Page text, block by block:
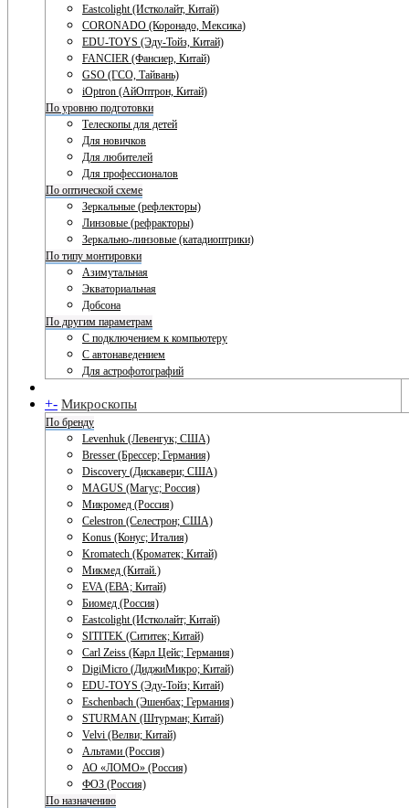
Eastcolight (Истколайт, Китай)
CORONADO (Коронадо, Мексика)
EDU-TOYS (Эду-Тойз, Китай)
FANCIER (Фансиер, Китай)
GSO (ГСО, Тайвань)
iOptron (АйОптрон, Китай)
По уровню подготовки
Телескопы для детей
Для новичков
Для любителей
Для профессионалов
По оптической схеме
Зеркальные (рефлекторы)
Линзовые (рефракторы)
Зеркально-линзовые (катадиоптрики)
По типу монтировки
Азимутальная
Экваториальная
Добсона
По другим параметрам
С подключением к компьютеру
С автонаведением
Для астрофотографий
+- Микроскопы
По бренду
Levenhuk (Левенгук; США)
Bresser (Брессер; Германия)
Discovery (Дискавери; США)
MAGUS (Магус; Россия)
Микромед (Россия)
Celestron (Селестрон; США)
Konus (Конус; Италия)
Kromatech (Кроматек; Китай)
Микмед (Китай.)
EVA (ЕВА; Китай)
Биомед (Россия)
Eastcolight (Истколайт; Китай)
SITITEK (Сититек; Китай)
Carl Zeiss (Карл Цейс; Германия)
DigiMicro (ДиджиМикро; Китай)
EDU-TOYS (Эду-Тойз; Китай)
Eschenbach (Эшенбах; Германия)
STURMAN (Штурман; Китай)
Velvi (Велви; Китай)
Альтами (Россия)
АО «ЛОМО» (Россия)
ФОЗ (Россия)
По назначению